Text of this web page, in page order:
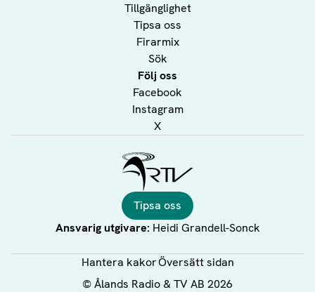
Tillgänglighet
Tipsa oss
Firarmix
Sök
Följ oss
Facebook
Instagram
X
Tipsa oss
Ansvarig utgivare: Heidi Grandell-Sonck
Hantera kakorÖversätt sidan
©Ålands Radio & TV AB 2026